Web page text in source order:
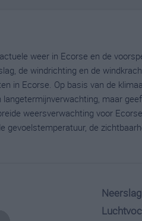
weer in Ecorse en de
de windrichting en de
in Ecorse. Op basis van de
maar
weersverwachting voor
de